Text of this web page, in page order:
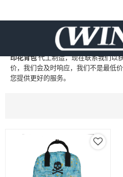
定制数码印花背包 的专业中
定制数码印花背包工厂、自有品
印花背包代工制造，现在联系我们以
价，我们会及时响应，我们不是最低价
您提供更好的服务。